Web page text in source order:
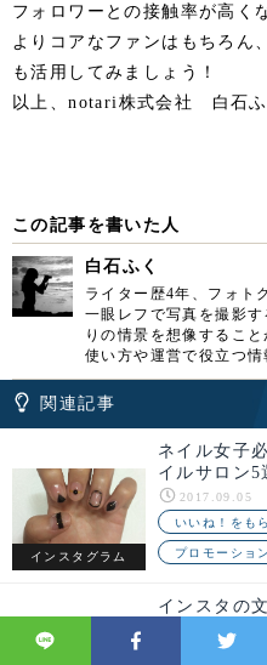
フォロワーとの接触率が高く
よりコアなファンはもちろん
も活用してみましょう！
以上、notari株式会社 白石ふ
この記事を書いた人
白石ふく
ライター歴4年、フォト
一眼レフで写真を撮影
りの情景を想像するこ
使い方や運営で役立つ情
関連記事
インスタグラム
ネイル女子
イルサロン5
2017.09.05
いいね！をも
プロモーション
インスタの
上限をご紹介
2023.03.14